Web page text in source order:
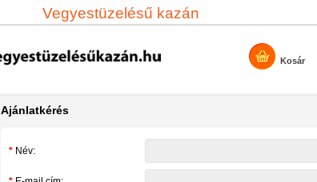
Vegyestüzelésű kazán
Kosár
Ajánlatkérés
* Név: